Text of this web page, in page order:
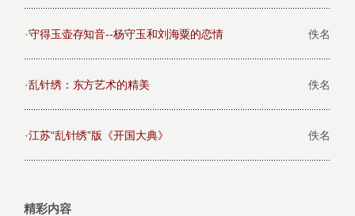
·守得玉壶存知音--杨守玉和刘海粟的恋情 佚名
·乱针绣：东方艺术的精美 佚名
·江苏“乱针绣”版《开国大典》 佚名
精彩内容